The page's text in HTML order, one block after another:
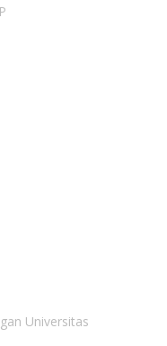
Universitas